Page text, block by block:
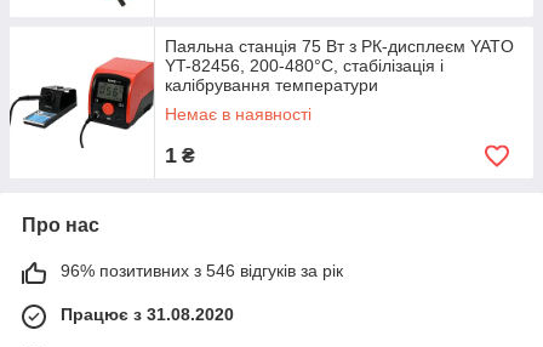
Паяльна станція 75 Вт з РК-дисплеєм YATO
YT-82456, 200-480°C, стабілізація і
калібрування температури
Немає в наявності
1 ₴
Про нас
96% позитивних з 546 відгуків за рік
Працює з 31.08.2020